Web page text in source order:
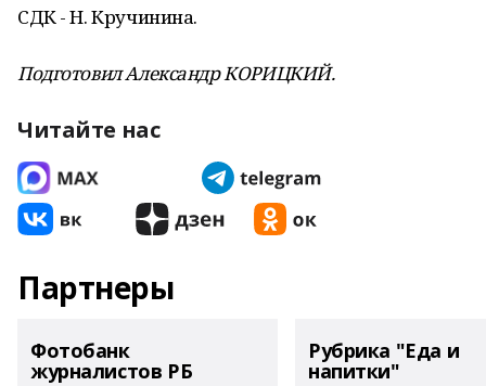
СДК - Н. Кручинина.
Подготовил Александр КОРИЦКИЙ.
Читайте нас
Партнеры
Фотобанк
журналистов РБ
Рубрика "Еда и
напитки"